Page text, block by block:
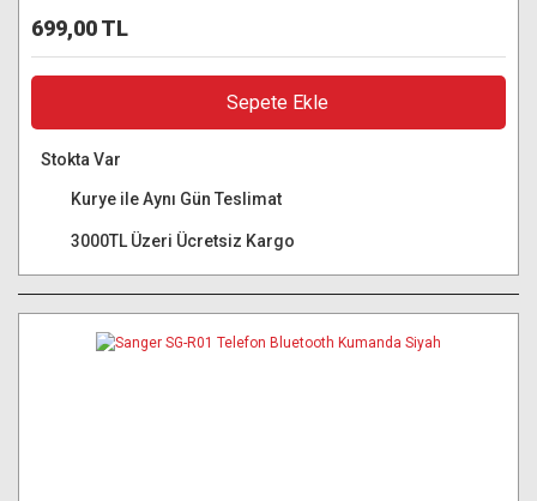
699,00 TL
Sepete Ekle
Stokta Var
Kurye ile Aynı Gün Teslimat
3000TL Üzeri Ücretsiz Kargo